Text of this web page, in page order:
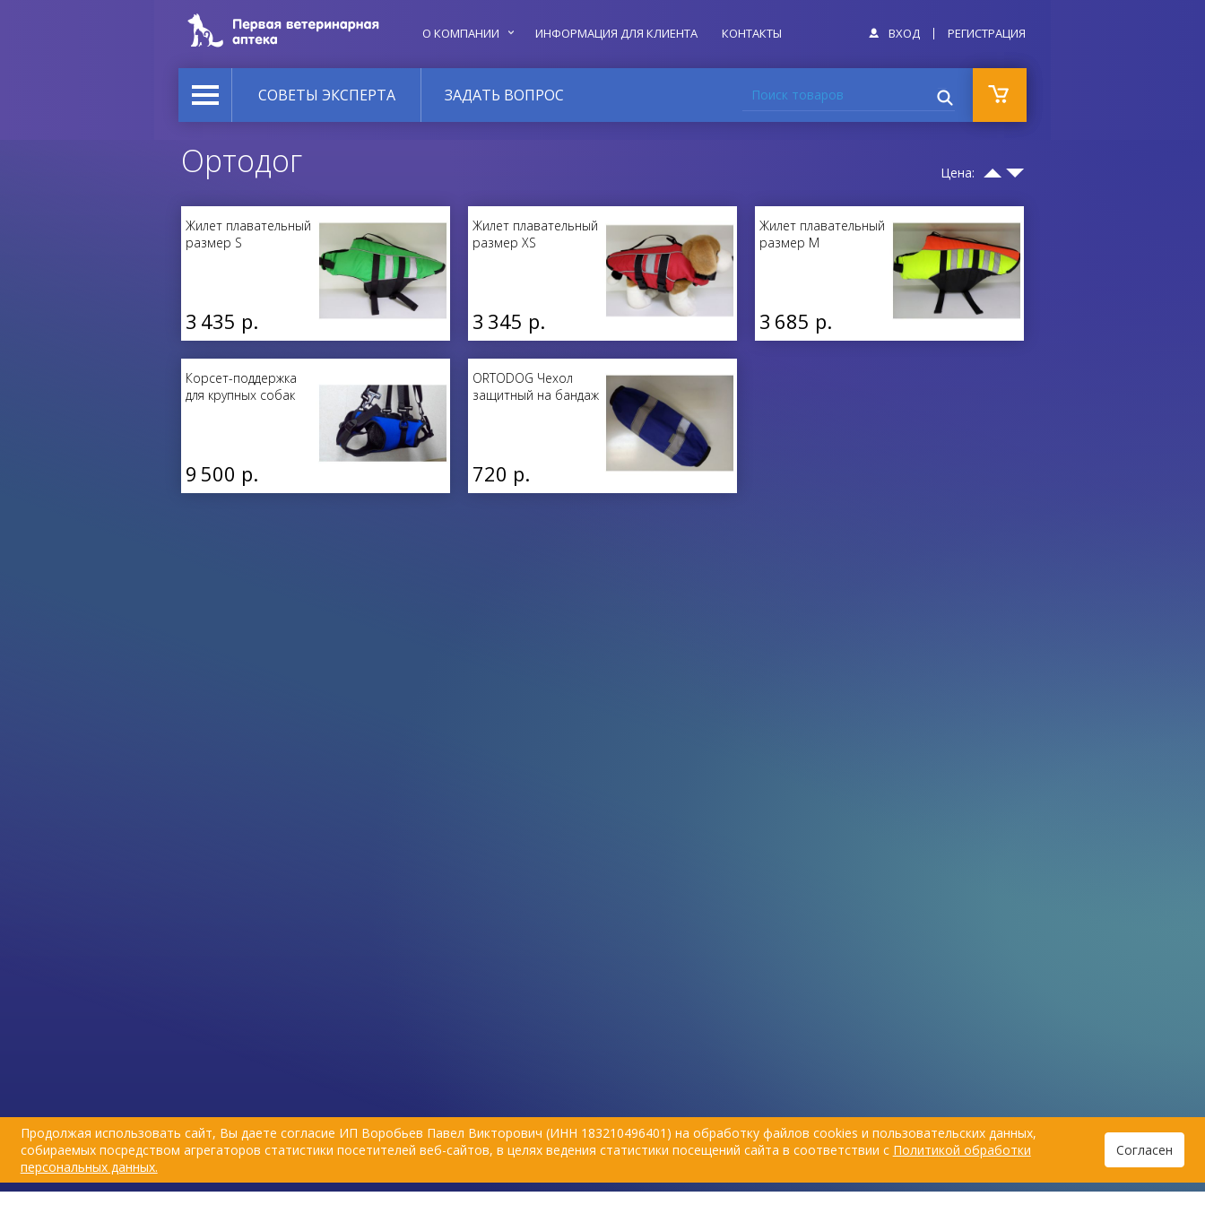
Продолжая использовать сайт, Вы даете согласие ИП Воробьев Павел Викторович (ИНН 183210496401) на обработку файлов cookies и пользовательских данных,
собираемых посредством агрегаторов статистики посетителей веб-сайтов, в целях ведения статистики посещений сайта в соответствии с Политикой обработки
персональных данных.
Согласен
О КОМПАНИИ ИНФОРМАЦИЯ ДЛЯ КЛИЕНТА КОНТАКТЫ ВХОД РЕГИСТРАЦИЯ
СОВЕТЫ ЭКСПЕРТА ЗАДАТЬ ВОПРОС Поиск товаров
Ортодог Цена:
Жилет плавательный
размер S
3 435 р.
Жилет плавательный
размер XS
3 345 р.
Жилет плавательный
размер М
3 685 р.
Корсет-поддержка
для крупных собак
9 500 р.
ORTODOG Чехол
защитный на бандаж
720 р.